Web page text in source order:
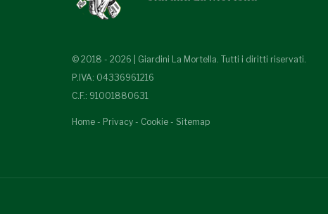
© 2018 - 2026 | Giardini La Mortella. Tutti i diritti riservati.
P.IVA: 04336961216
C.F.: 91001880631
Home - Privacy - Cookie - Sitemap